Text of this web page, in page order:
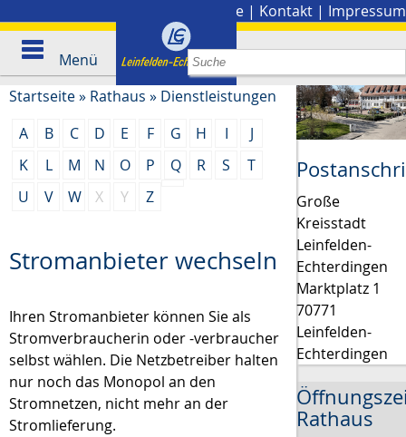
Presse | Kontakt | Impressum
Menü
Startseite» Rathaus » Dienstleistungen
A
B C D E F G H I
J
K
L M N O P Q R S
T
U
V W X Y Z
Stromanbieter wechseln
Ihren Stromanbieter können Sie als
Stromverbraucherin oder -verbraucher
selbst wählen. Die Netzbetreiber halten
nur noch das Monopol an den
Stromnetzen, nicht mehr an der
Stromlieferung.
Große
Kreisstadt
Leinfelden-
Echterdingen
Marktplatz 1
70771
Leinfelden-
Echterdingen
Rathaus